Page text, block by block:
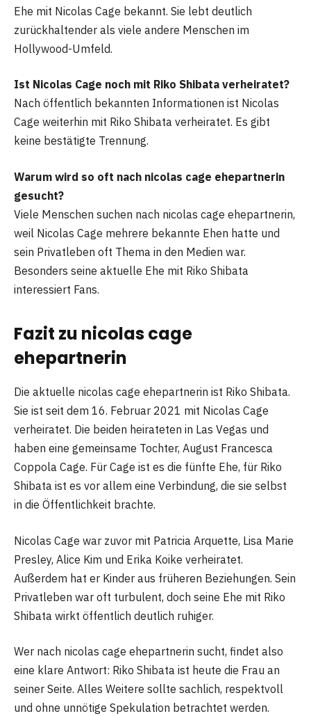
Ehe mit Nicolas Cage bekannt. Sie lebt deutlich
zurückhaltender als viele andere Menschen im
Hollywood-Umfeld.
Ist Nicolas Cage noch mit Riko Shibata verheiratet?
Nach öffentlich bekannten Informationen ist Nicolas
Cage weiterhin mit Riko Shibata verheiratet. Es gibt
keine bestätigte Trennung.
Warum wird so oft nach nicolas cage ehepartnerin
gesucht?
Viele Menschen suchen nach nicolas cage ehepartnerin,
weil Nicolas Cage mehrere bekannte Ehen hatte und
sein Privatleben oft Thema in den Medien war.
Besonders seine aktuelle Ehe mit Riko Shibata
interessiert Fans.
Fazit zu nicolas cage
ehepartnerin
Die aktuelle nicolas cage ehepartnerin ist Riko Shibata.
Sie ist seit dem 16. Februar 2021 mit Nicolas Cage
verheiratet. Die beiden heirateten in Las Vegas und
haben eine gemeinsame Tochter, August Francesca
Coppola Cage. Für Cage ist es die fünfte Ehe, für Riko
Shibata ist es vor allem eine Verbindung, die sie selbst
in die Öffentlichkeit brachte.
Nicolas Cage war zuvor mit Patricia Arquette, Lisa Marie
Presley, Alice Kim und Erika Koike verheiratet.
Außerdem hat er Kinder aus früheren Beziehungen. Sein
Privatleben war oft turbulent, doch seine Ehe mit Riko
Shibata wirkt öffentlich deutlich ruhiger.
Wer nach nicolas cage ehepartnerin sucht, findet also
eine klare Antwort: Riko Shibata ist heute die Frau an
seiner Seite. Alles Weitere sollte sachlich, respektvoll
und ohne unnötige Spekulation betrachtet werden.